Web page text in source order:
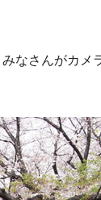
なさんがカメ